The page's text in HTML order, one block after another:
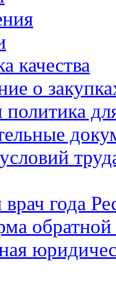
качества
о
года